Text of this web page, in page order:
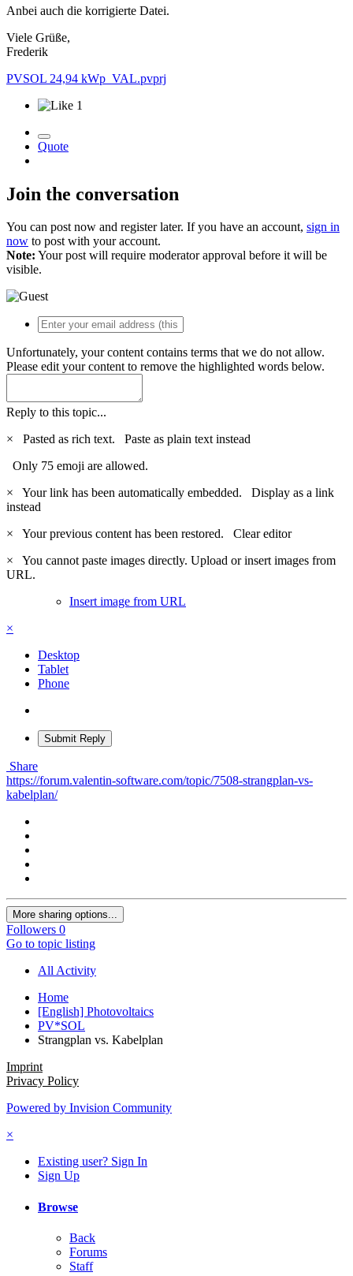
Anbei auch die korrigierte Datei.
Viele Grüße,
Frederik
PVSOL 24,94 kWp_VAL.pvprj
1
Quote
Join the conversation
You can post now and register later. If you have an account, sign in
now to post with your account.
Note: Your post will require moderator approval before it will be
visible.
Unfortunately, your content contains terms that we do not allow.
Please edit your content to remove the highlighted words below.
Reply to this topic...
×
Pasted as rich text. Paste as plain text instead
Only 75 emoji are allowed.
×
Your link has been automatically embedded. Display as a link
instead
×
Your previous content has been restored. Clear editor
×
You cannot paste images directly. Upload or insert images from
URL.
Insert image from URL
×
Desktop
Tablet
Phone
Submit Reply
Share
https://forum.valentin-software.com/topic/7508-strangplan-vs-
kabelplan/
More sharing options...
Followers 0
Go to topic listing
All Activity
Home
[English] Photovoltaics
PV*SOL
Strangplan vs. Kabelplan
Imprint
Privacy Policy
Powered by Invision Community
×
Existing user? Sign In
Sign Up
Browse
Back
Forums
Staff